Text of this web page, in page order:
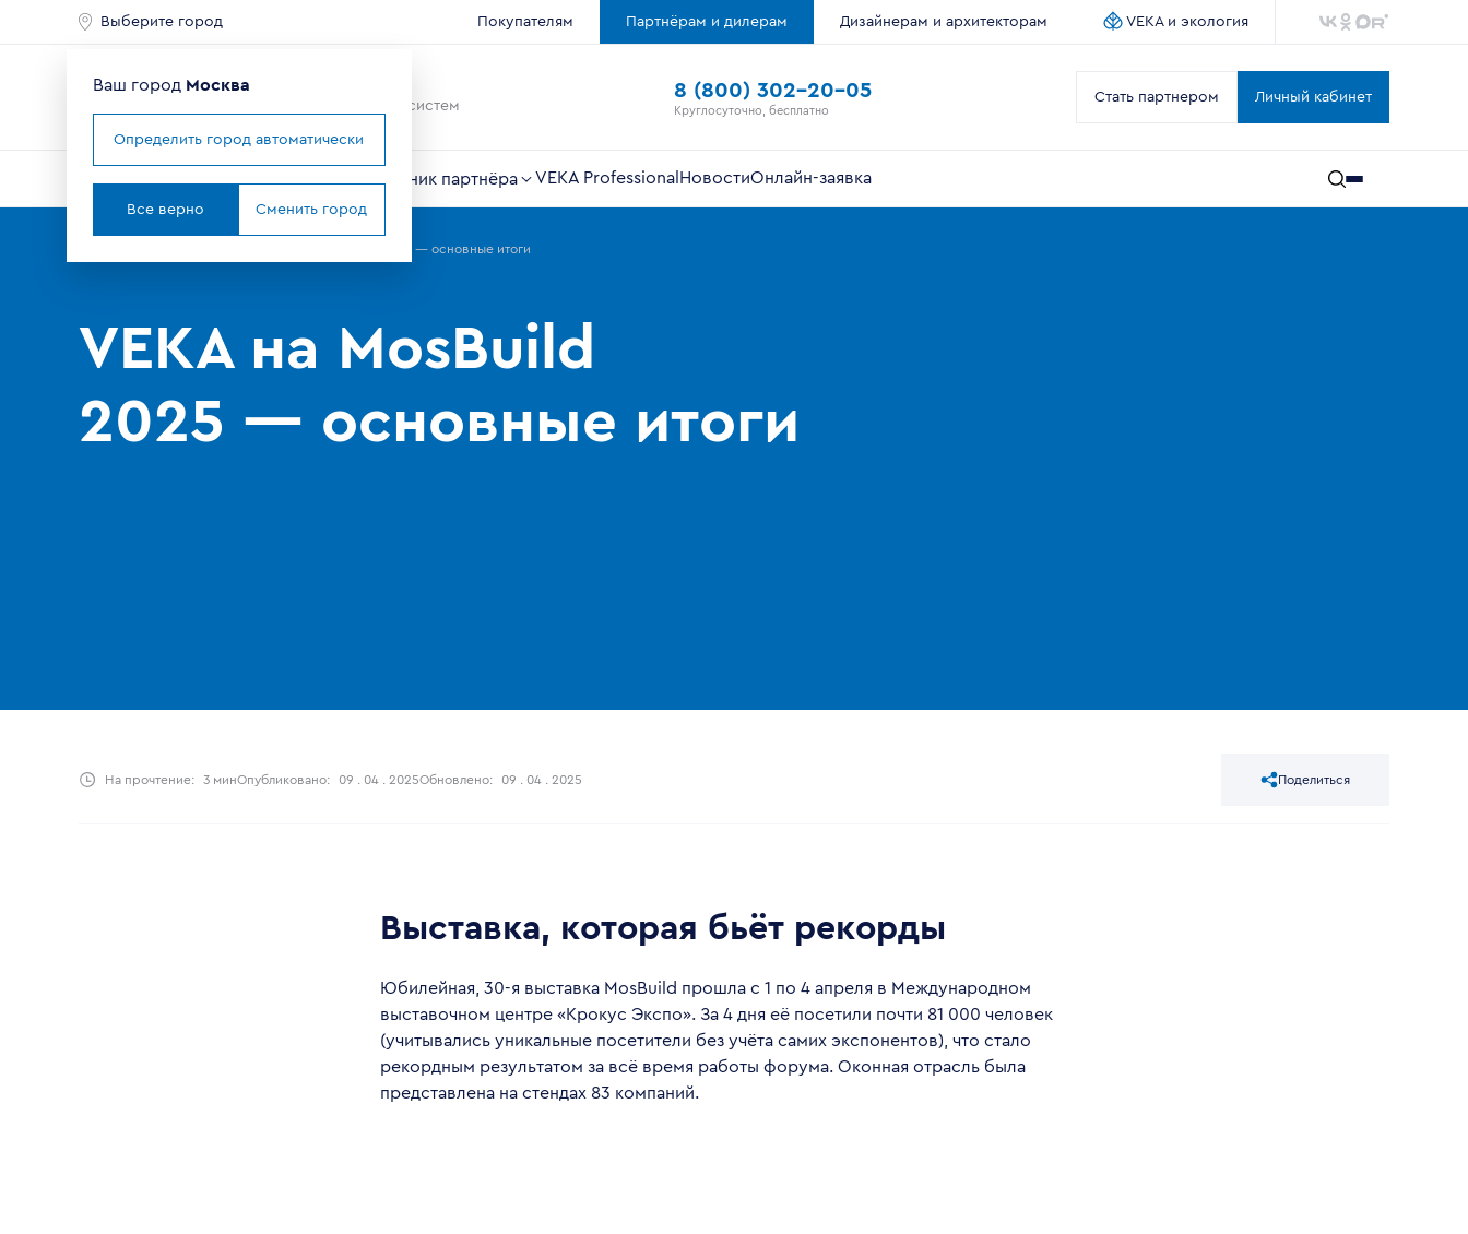
Выберите город Покупателям Партнёрам и дилерам Дизайнерам и архитекторам VEKA и экология
Ведущий мировой
производитель оконных систем
8 (800) 302-20-05
Круглосуточно, бесплатно
Стать партнером Личный кабинет
Справочник партнёра VEKA Professional НовостиОнлайн-заявка
VEKA на MosBuild 2025 — основные итоги
VEKA на MosBuild
2025 — основные итоги
На прочтение: 3 минОпубликовано: 09 . 04 . 2025Обновлено: 09 . 04 . 2025 Поделиться
Выставка, которая бьёт рекорды
Юбилейная, 30-я выставка MosBuild прошла с 1 по 4 апреля в Международном
выставочном центре «Крокус Экспо». За 4 дня её посетили почти 81 000 человек
(учитывались уникальные посетители без учёта самих экспонентов), что стало
рекордным результатом за всё время работы форума. Оконная отрасль была
представлена на стендах 83 компаний.
Ваш город Москва
Определить город автоматически
Все верно Сменить город